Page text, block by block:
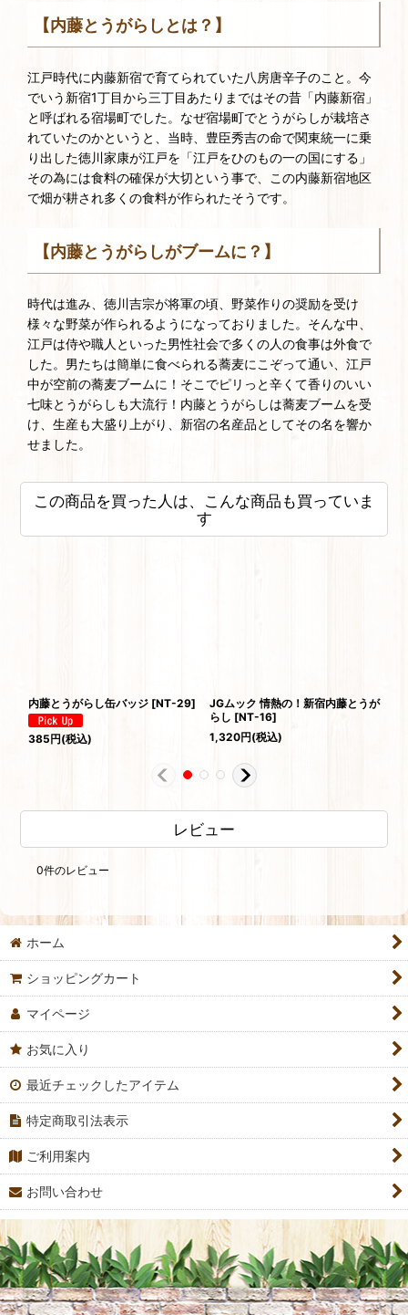
【内藤とうがらしとは？】
江戸時代に内藤新宿で育てられていた八房唐辛子のこと。今
でいう新宿1丁目から三丁目あたりまではその昔「内藤新宿」
と呼ばれる宿場町でした。なぜ宿場町でとうがらしが栽培さ
れていたのかというと、当時、豊臣秀吉の命で関東統一に乗
り出した徳川家康が江戸を「江戸をひのもの一の国にする」
その為には食料の確保が大切という事で、この内藤新宿地区
で畑が耕され多くの食料が作られたそうです。
【内藤とうがらしがブームに？】
時代は進み、徳川吉宗が将軍の頃、野菜作りの奨励を受け
様々な野菜が作られるようになっておりました。そんな中、
江戸は侍や職人といった男性社会で多くの人の食事は外食で
した。男たちは簡単に食べられる蕎麦にこぞって通い、江戸
中が空前の蕎麦ブームに！そこでピリっと辛くて香りのいい
七味とうがらしも大流行！内藤とうがらしは蕎麦ブームを受
け、生産も大盛り上がり、新宿の名産品としてその名を響か
せました。
この商品を買った人は、こんな商品も買っていま
す
内藤とうがらし缶バッジ [NT-29]
385円(税込)
JGムック 情熱の！新宿内藤とうが
らし [NT-16]
1,320円(税込)
レビュー
0件のレビュー
ホーム
ショッピングカート
マイページ
お気に入り
最近チェックしたアイテム
特定商取引法表示
ご利用案内
お問い合わせ